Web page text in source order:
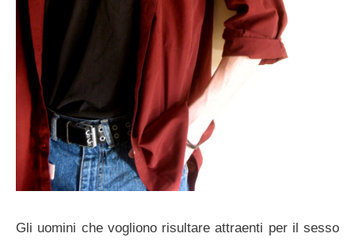
Gli uomini che vogliono risultare attraenti per il sesso